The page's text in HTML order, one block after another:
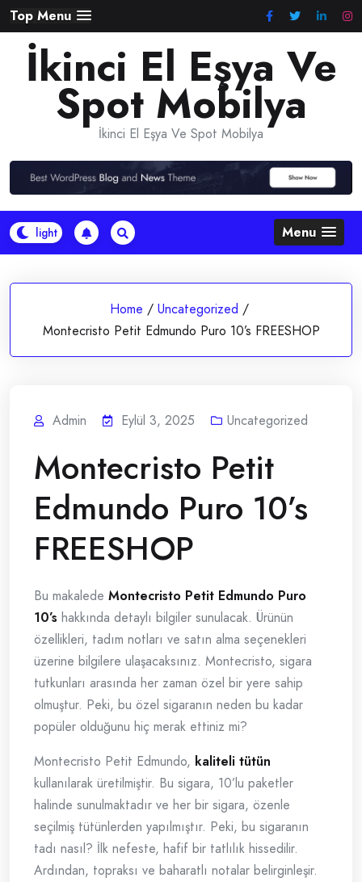
Skip
to
content
Top Menu
İkinci El Eşya Ve
Spot Mobilya
İkinci El Eşya Ve Spot Mobilya
Menu
Home / Uncategorized /
Montecristo Petit Edmundo Puro 10’s FREESHOP
Admin Eylül 3, 2025 Uncategorized
Montecristo Petit
Edmundo Puro 10’s
FREESHOP
Bu makalede Montecristo Petit Edmundo Puro
10’s hakkında detaylı bilgiler sunulacak. Ürünün
özellikleri, tadım notları ve satın alma seçenekleri
üzerine bilgilere ulaşacaksınız. Montecristo, sigara
tutkunları arasında her zaman özel bir yere sahip
olmuştur. Peki, bu özel sigaranın neden bu kadar
popüler olduğunu hiç merak ettiniz mi?
Montecristo Petit Edmundo, kaliteli tütün
kullanılarak üretilmiştir. Bu sigara, 10’lu paketler
halinde sunulmaktadır ve her bir sigara, özenle
seçilmiş tütünlerden yapılmıştır. Peki, bu sigaranın
tadı nasıl? İlk nefeste, hafif bir tatlılık hissedilir.
Ardından, topraksı ve baharatlı notalar belirginleşir.